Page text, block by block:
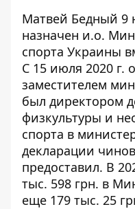
Матвей Бедный 9
назначен и.о.
спорта Украины
С 15 июля 2020 г.
заместителем
был директором
физкультуры и
спорта в
декларации
предоставил. В
тыс. 598 грн. в
еще 179 тыс. 25